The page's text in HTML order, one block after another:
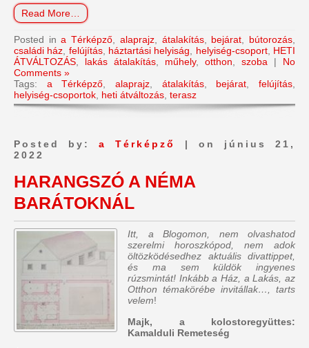
Read More…
Posted ina Térképző alaprajz, átalakítás, bejárat bútorozás
családi ház felújítás, háztartási helyiság helyiség-csoport, HETI
ÁTVÁLTOZÁS
lakás átalakítás műhely, otthon szoba | No
Comments »
Tags: a Térképző ,alaprajz átalakítás, bejárat ,felújítás
helyiség-csoportok heti átváltozás terasz
Posted by:a Térképző
| on június 21,
2022
HARANGSZÓ A NÉMA
BARÁTOKNÁL
Itt, a Blogomon, nem olvashatod
szerelmi horoszkópod, nem adok
öltözködésedhez aktuális divattippet,
és ma sem küldök ingyenes
rúzsmintát! Inkább a Ház, a Lakás, az
Otthon témakörébe invitállak…, tarts
velem!
Majk, a kolostoregyüttes:
Kamalduli Remeteség